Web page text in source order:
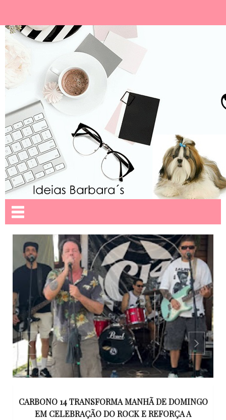
DOMINGO
15 ANOS APÓS RACHA QUE MATOU DOIS
EM ILHÉUS, CONDENAÇÃO DOS